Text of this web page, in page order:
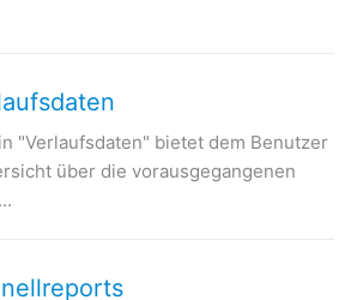
"Verlaufsdaten" bietet dem Benutzer
über die vorausgegangenen